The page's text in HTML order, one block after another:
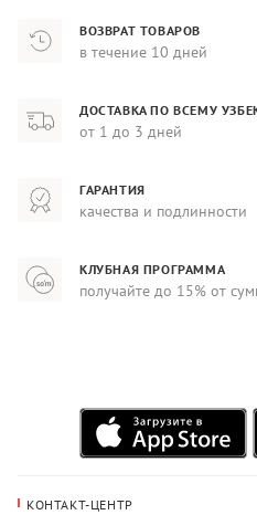
ВОЗВРАТ ТОВАРОВ
в течение 10 дней
ДОСТАВКА ПО ВСЕМУ
от 1 до 3 дней
ГАРАНТИЯ
качества и подлинности
КЛУБНАЯ ПРОГРАММА
получайте до 15% от
КОНТАКТ-ЦЕНТР